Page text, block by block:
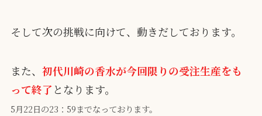
そして次の挑戦に向けて、動きだしております。
また、 初代川崎の香水が今回限りの受注生産をも
って終了となります。
5月22日の23：59までなっております。